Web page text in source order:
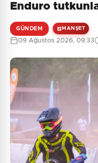
Enduro
GÜNDEM MANŞET
09 Ağustos 2026, 09:33